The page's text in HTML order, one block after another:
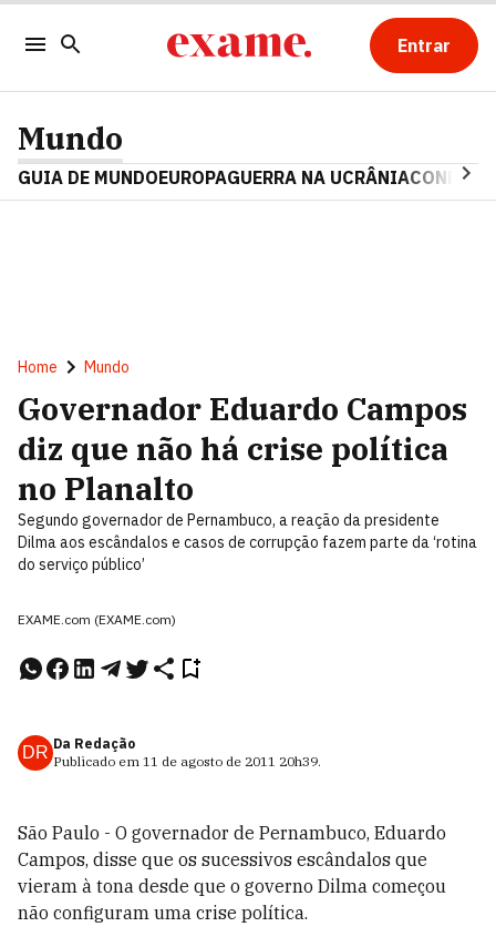
Entrar
Mundo
GUIA DE MUNDOEUROPAGUERRA NA UCRÂNIA
Home Mundo
Governador Eduardo Campos
diz que não há crise política
no Planalto
Segundo governador de Pernambuco, a reação da presidente
Dilma aos escândalos e casos de corrupção fazem parte da ‘rotina
do serviço público’
EXAME.com (EXAME.com)
DR Da Redação
Publicado em 11 de agosto de 2011 20h39.
São Paulo - O governador de Pernambuco, Eduardo
Campos, disse que os sucessivos escândalos que
vieram à tona desde que o governo Dilma começou
não configuram uma crise política.